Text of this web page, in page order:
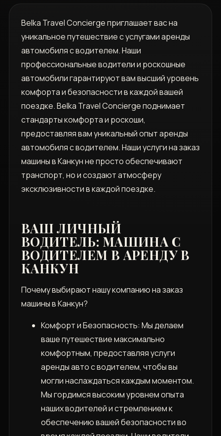
Belka Travel Concierge приглашает вас на
уникальное путешествие с услугами аренды
автомобиля с водителем. Наши
профессиональные водители и роскошные
автомобили гарантируют вам высший уровень
комфорта и безопасности в каждой вашей
поездке. Belka Travel Concierge поднимает
стандарты комфорта и роскоши,
предоставляя вам уникальный опыт аренды
автомобиля с водителем. Наши услуги на заказ
машины в Канкун не просто обеспечивают
транспорт, но и создают атмосферу
эксклюзивности в каждой поездке.
ВАШ ЛИЧНЫЙ
ВОДИТЕЛЬ: МАШИНА С
ВОДИТЕЛЕМ В АРЕНДУ В
КАНКУН
Почему выбирают нашу компанию на заказ
машины в Канкун?
Комфорт и Безопасность: Мы делаем
ваше путешествие максимально
комфортным, предоставляя услуги
аренды авто с водителем, чтобы вы
могли наслаждаться каждым моментом.
Мы гордимся высоким уровнем опыта
наших водителей и стремлением к
обеспечению вашей безопасности во